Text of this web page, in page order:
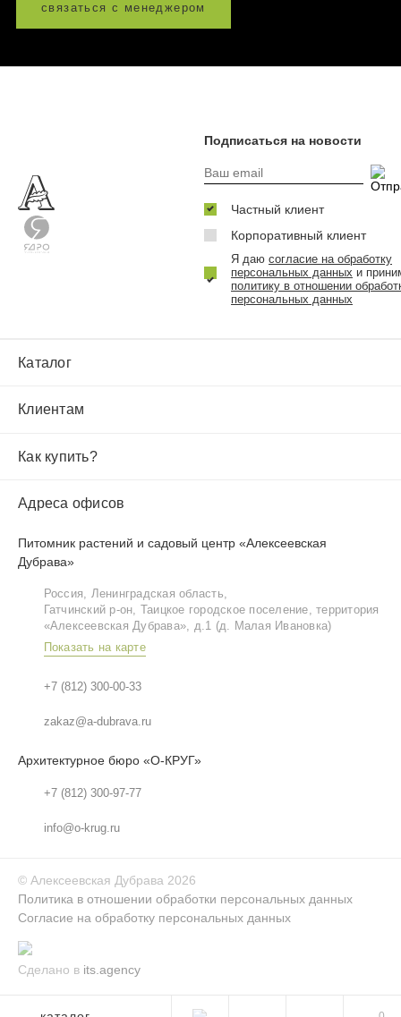
связаться с менеджером
Каталог
Клиентам
Как купить?
Адреса офисов
Питомник растений и садовый центр «Алексеевская
Дубрава»
Россия, Ленинградская область,
Гатчинский р‑он, Таицкое городское поселение, территория
«Алексеевская Дубрава», д.1 (д. Малая Ивановка)
Показать на карте
+7 (812) 300-00-33
zakaz@a-dubrava.ru
Архитектурное бюро «О-КРУГ»
+7 (812) 300-97-77
info@o-krug.ru
Подписаться на новости
Частный клиент
Корпоративный клиент
Я даю согласие на обработку
персональных данных и
политику в отношении
персональных данных
© Алексеевская Дубрава 2026
Политика в отношении обработки персональных данных
Согласие на обработку персональных данных
Сделано в its.agency